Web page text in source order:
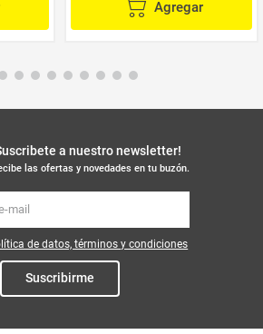
Agregar
a nuestro newsletter!
las ofertas y novedades en tu buzón.
de datos, términos y condiciones
Suscribirme